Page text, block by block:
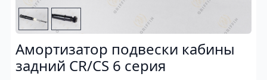
Амортизатор подвески кабины
задний CR/CS 6 серия